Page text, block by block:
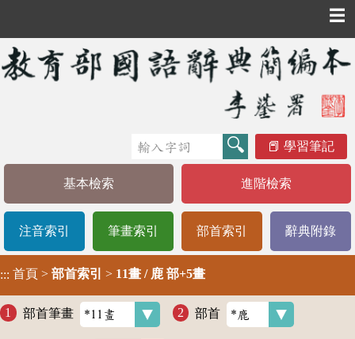
☰
學習筆記
基本檢索 進階檢索
注音索引 筆畫索引 部首索引 辭典附錄
::: 首頁 > 部首索引 > 11畫 / 鹿 部+5畫
部首筆畫 部首